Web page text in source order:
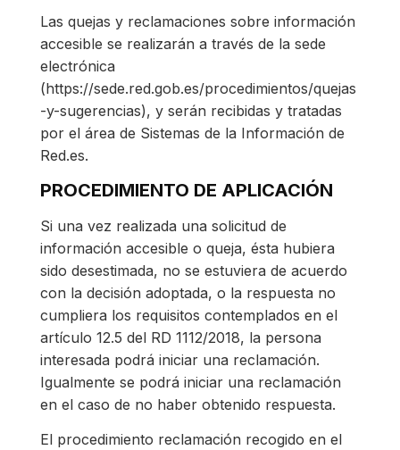
Las quejas y reclamaciones sobre información
accesible se realizarán a través de la sede
electrónica
(https://sede.red.gob.es/procedimientos/quejas
-y-sugerencias), y serán recibidas y tratadas
por el área de Sistemas de la Información de
Red.es.
PROCEDIMIENTO DE APLICACIÓN
Si una vez realizada una solicitud de
información accesible o queja, ésta hubiera
sido desestimada, no se estuviera de acuerdo
con la decisión adoptada, o la respuesta no
cumpliera los requisitos contemplados en el
artículo 12.5 del RD 1112/2018, la persona
interesada podrá iniciar una reclamación.
Igualmente se podrá iniciar una reclamación
en el caso de no haber obtenido respuesta.
El procedimiento reclamación recogido en el